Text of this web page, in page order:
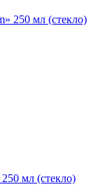
мл (стекло)